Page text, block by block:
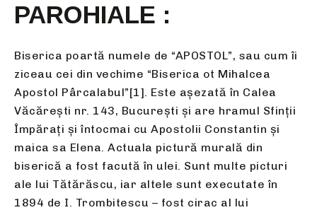
PAROHIALE :
Biserica poartă numele de “APOSTOL”, sau cum îi
ziceau cei din vechime “Biserica ot Mihalcea
Apostol Pârcalabul”[1]. Este așezată în Calea
Văcărești nr. 143, București și are hramul Sfinții
Împărați și întocmai cu Apostolii Constantin și
maica sa Elena. Actuala pictură murală din
biserică a fost facută în ulei. Sunt multe picturi
ale lui Tătărăscu, iar altele sunt executate în
1894 de I. Trombitescu – fost cirac al lui